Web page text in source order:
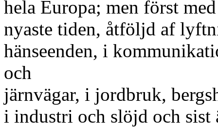
hela Europa; men först
nyaste tiden, åtföljd af
hänseenden, i
och
järnvägar, i jordbruk,
i industri och slöjd och sist